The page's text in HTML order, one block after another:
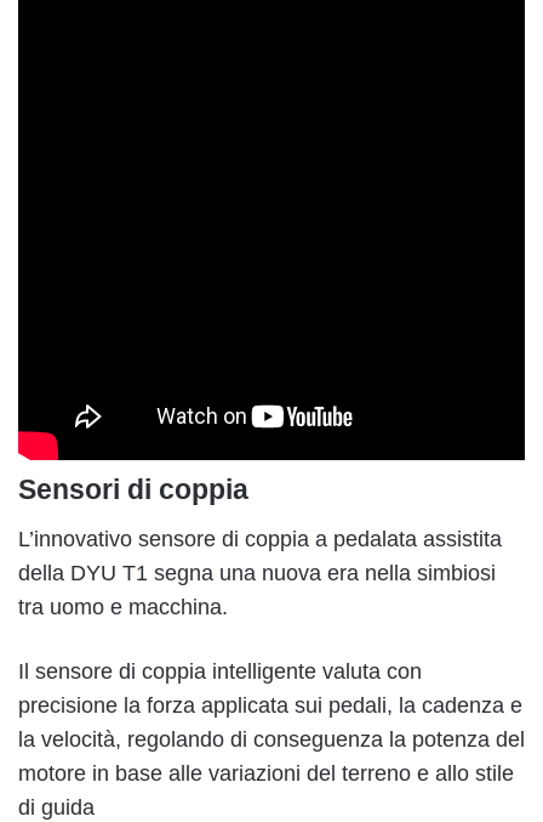
Sensori di coppia
L’innovativo sensore di coppia a pedalata assistita
della DYU T1 segna una nuova era nella simbiosi
tra uomo e macchina.
Il sensore di coppia intelligente valuta con
precisione la forza applicata sui pedali, la cadenza e
la velocità, regolando di conseguenza la potenza del
motore in base alle variazioni del terreno e allo stile
di guida